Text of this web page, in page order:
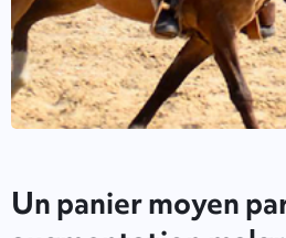
Un panier moyen